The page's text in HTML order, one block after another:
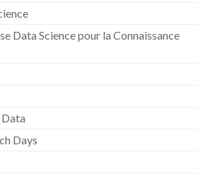
Data Science pour la Connaissance
Days